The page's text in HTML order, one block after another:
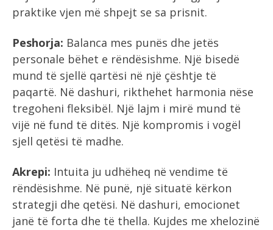
praktike vjen më shpejt se sa prisnit.
Peshorja: Balanca mes punës dhe jetës
personale bëhet e rëndësishme. Një bisedë
mund të sjellë qartësi në një çështje të
paqartë. Në dashuri, rikthehet harmonia nëse
tregoheni fleksibël. Një lajm i mirë mund të
vijë në fund të ditës. Një kompromis i vogël
sjell qetësi të madhe.
Akrepi: Intuita ju udhëheq në vendime të
rëndësishme. Në punë, një situatë kërkon
strategji dhe qetësi. Në dashuri, emocionet
janë të forta dhe të thella. Kujdes me xhelozinë